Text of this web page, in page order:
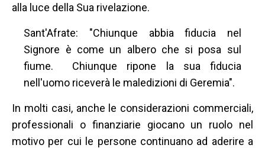
alla luce della Sua rivelazione.
Sant'Afrate: "Chiunque abbia fiducia nel
Signore è come un albero che si posa sul
fiume. Chiunque ripone la sua fiducia
nell'uomo riceverà le maledizioni di Geremia".
In molti casi, anche le considerazioni commerciali,
professionali o finanziarie giocano un ruolo nel
motivo per cui le persone continuano ad aderire a